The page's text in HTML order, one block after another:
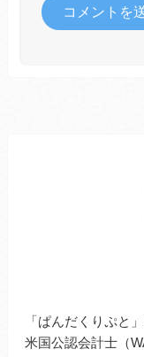
「ぱんだくりぷと
米国公認会計士（